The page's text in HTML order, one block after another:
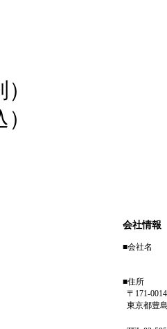
会社情報
■会社名
■住所
〒171-0014
東京都豊